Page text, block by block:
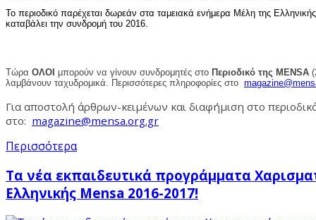
Το περιοδικό παρέχεται δωρεάν στα ταμειακά ενήμερα Μέλη της
καταβάλει την συνδρομή του 2016.
Τώρα ΟΛΟΙ μπορούν να γίνουν συνδρομητές στο Περιοδικό της MENSA
λαμβάνουν ταχυδρομικά. Περισσότερες πληροφορίες στο
Για αποστολή άρθρων-κειμένων και διαφήμιση στο
στο:
Περισσότερα
Τα νέα εκπαιδευτικά προγράμματα
Ελληνικής Mensa 2016-2017!